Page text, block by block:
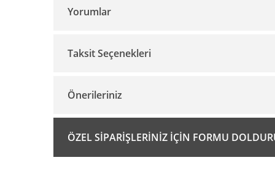
Yorumlar
Taksit Seçenekleri
Önerileriniz
Görüş ve önerileriniz için teşekkür ederiz.
ÖZEL SİPARİŞLERİNİZ İÇİN FORMU